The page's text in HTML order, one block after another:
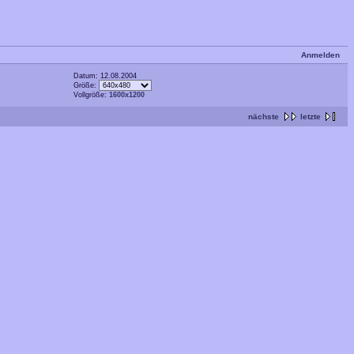
Anmelden
Datum: 12.08.2004
Größe:
Vollgröße: 1600x1200
nächste letzte